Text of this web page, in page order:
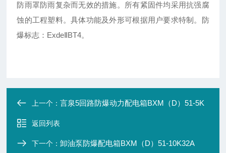
防雨罩防雨复杂而无效的措施。所有紧固件均采用抗强腐
蚀的工程塑料。具体功能及外形可根据用户要求特制。防
爆标志：ExdeⅡBT4。
上一个：言泉5回路防爆动力配电箱BXM（D）51-5K
返回列表
下一个：卸油泵防爆配电箱BXM（D）51-10K32A